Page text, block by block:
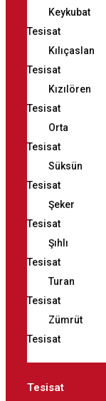
Keykubat
Tesisat
Kılıçaslan
Tesisat
Kızılören
Tesisat
Orta
Tesisat
Süksün
Tesisat
Şeker
Tesisat
Şıhlı
Tesisat
Turan
Tesisat
Zümrüt
Tesisat
Tesisat